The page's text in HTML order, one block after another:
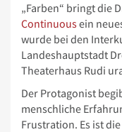
„Farben“ bringt die
Continuous ein
wurde bei den
Landeshauptstadt
Theaterhaus Rudi
Der Protagonist
menschliche
Frustration. Es ist